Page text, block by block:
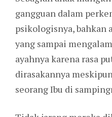
gangguan dalam
psikologisnya, bahkan
yang sampai
ayahnya karena rasa
dirasakannya
seorang Ibu di